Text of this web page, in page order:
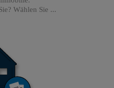
Wählen Sie ...